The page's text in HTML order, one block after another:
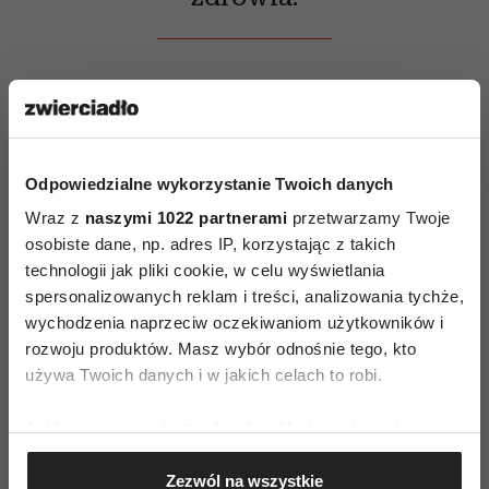
Odpowiedzialne wykorzystanie Twoich danych
Wraz z naszymi 1022 partnerami przetwarzamy Twoje
osobiste dane, np. adres IP, korzystając z takich
technologii jak pliki cookie, w celu wyświetlania
spersonalizowanych reklam i treści, analizowania tychże,
wychodzenia naprzeciw oczekiwaniom użytkowników i
rozwoju produktów. Masz wybór odnośnie tego, kto
używa Twoich danych i w jakich celach to robi.
Gromadzić dane dotyczące Twojej lokalizacji
geograficznej z dokładnością nawet do kilku metrów
Zezwól na wszystkie
podobnych wniosków. W 2017 roku naukowcy ze
przekonane, iż są mniej aktywne fizycznie od
swoich rówieśników, umierały wcześniej –
nawet wtedy, gdy ich rzeczywisty poziom
aktywności wcale nie odbiegał od normy!
Podkreślmy to raz jeszcze: w dwóch grupach
uczestników badania dłużej żyli ci, którzy
deklarowali, że ruszają się więcej – nawet jeśli
tych, którzy przyznawali się do mniejszej dawki
ruchu. Ostatecznie więc to nie poziom